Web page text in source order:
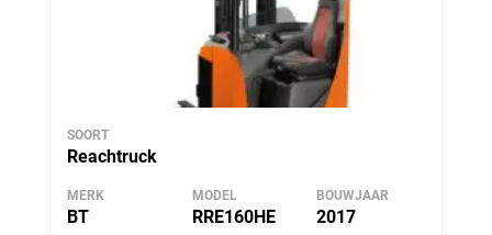
SOORT
Reachtruck
MERK
BT
MODEL
RRE160HE
BOUWJAAR
2017